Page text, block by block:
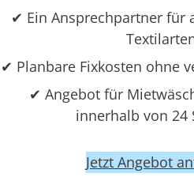
✔ Ein Ansprechpartner für
✔ Planbare Fixkosten ohne
✔ Angebot für
innerhalb von 24
Jetzt Angebot